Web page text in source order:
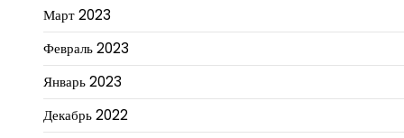
Март 2023
Февраль 2023
Январь 2023
Декабрь 2022